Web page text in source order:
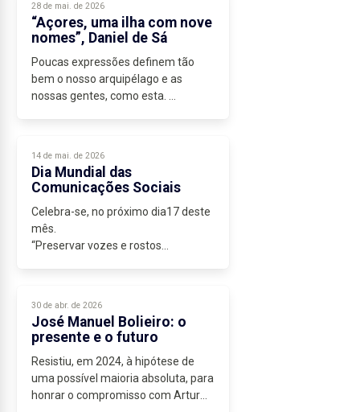
Leão...
28 de mai. de 2026
“Açores, uma ilha com nove
nomes”, Daniel de Sá
Poucas expressões definem tão
bem o nosso arquipélago e as
nossas gentes, como esta.
atualidade...
14 de mai. de 2026
Dia Mundial das
Comunicações Sociais
Celebra-se, no próximo dia17 deste
mês.
“Preservar vozes e rostos
comunicação social clara e
transparente...
30 de abr. de 2026
José Manuel Bolieiro: o
presente e o futuro
Resistiu, em 2024, à hipótese de
uma possível maioria absoluta, para
honrar o compromisso com Artur